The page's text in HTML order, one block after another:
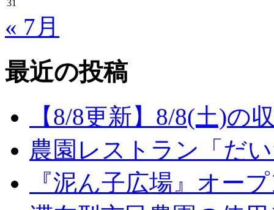
31
« 7月
最近の投稿
【8/8更新】8/8(土)の
農園レストラン「だ
『泥ん子広場』オー